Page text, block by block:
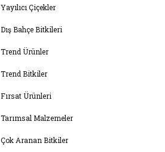
Yayılıcı Çiçekler
Dış Bahçe Bitkileri
Trend Ürünler
Trend Bitkiler
Fırsat Ürünleri
Tarımsal Malzemeler
Çok Aranan Bitkiler